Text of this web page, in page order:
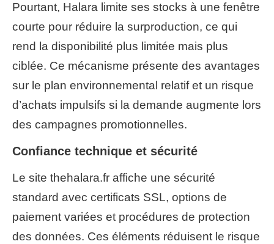
Pourtant, Halara limite ses stocks à une fenêtre
courte pour réduire la surproduction, ce qui
rend la disponibilité plus limitée mais plus
ciblée. Ce mécanisme présente des avantages
sur le plan environnemental relatif et un risque
d’achats impulsifs si la demande augmente lors
des campagnes promotionnelles.
Confiance technique et sécurité
Le site thehalara.fr affiche une sécurité
standard avec certificats SSL, options de
paiement variées et procédures de protection
des données. Ces éléments réduisent le risque